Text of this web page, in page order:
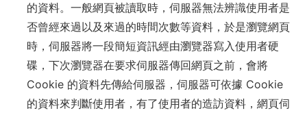
的資料。一般網頁被讀取時，伺服器無法辨識使用者是
否曾經來過以及來過的時間次數等資料，於是瀏覽網頁
時，伺服器將一段簡短資訊經由瀏覽器寫入使用者硬
碟，下次瀏覽器在要求伺服器傳回網頁之前，會將
Cookie 的資料先傳給伺服器，伺服器可依據 Cookie
的資料來判斷使用者，有了使用者的造訪資料，網頁伺